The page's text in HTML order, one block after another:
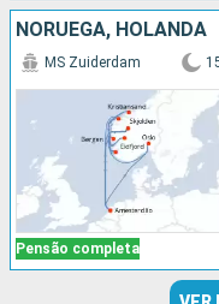
NORUEGA, HOLANDA
Pensão completa
MS Zuiderdam